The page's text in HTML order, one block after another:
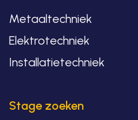
Metaaltechniek
Elektrotechniek
Installatietechniek
Stage zoeken